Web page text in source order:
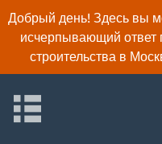
Добрый день! Здесь вы
исчерпывающий ответ
строительства в